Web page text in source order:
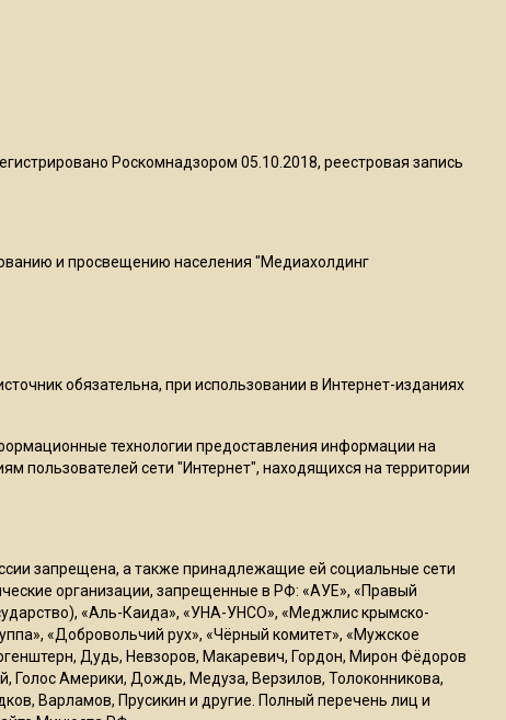
Опубликовано видео с
В Подмосковье прекратили
20:56
Сотрудники хлебозавода в
Балашихе массово
увольняются из-за жары в
цехах
Роскомнадзором 05.10.2018, реестровая запись
и просвещению населения "Медиахолдинг
обязательна, при использовании в Интернет-изданиях
технологии предоставления информации на
пользователей сети "Интернет", находящихся на территории
запрещена, а также принадлежащие ей социальные сети
организации, запрещенные в РФ: «АУЕ», «Правый
«Аль-Каида», «УНА-УНСО», «Меджлис крымско-
«Добровольчий рух», «Чёрный комитет», «Мужское
Дудь, Невзоров, Макаревич, Гордон, Мирон Фёдоров
Америки, Дождь, Медуза, Верзилов, Толоконникова,
Варламов, Прусикин и другие. Полный перечень лиц и